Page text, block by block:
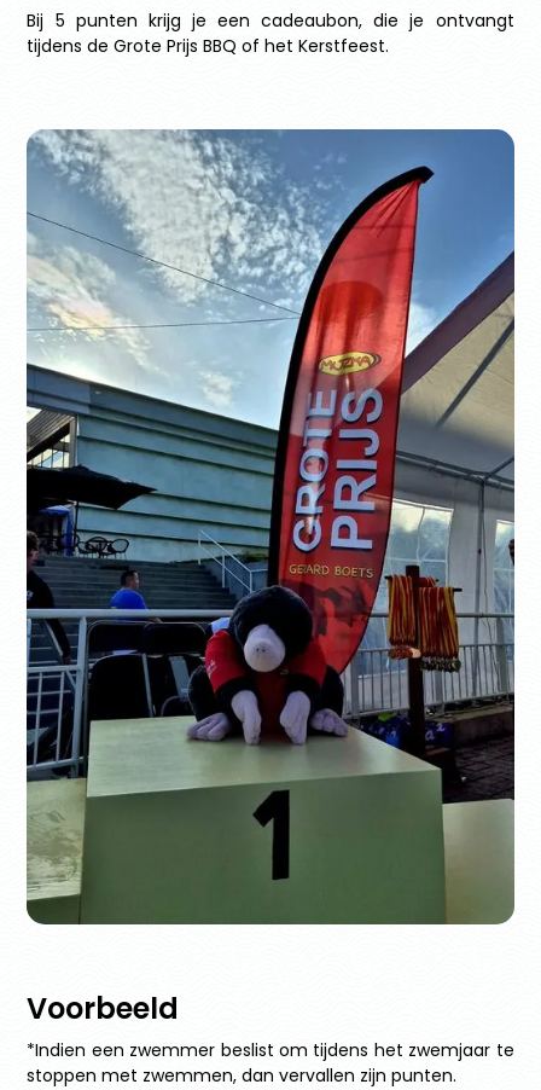
Bij 5 punten krijg je een cadeaubon, die je ontvangt
tijdens de Grote Prijs BBQ of het Kerstfeest.
Voorbeeld
*Indien een zwemmer beslist om tijdens het zwemjaar te
stoppen met zwemmen, dan vervallen zijn punten.